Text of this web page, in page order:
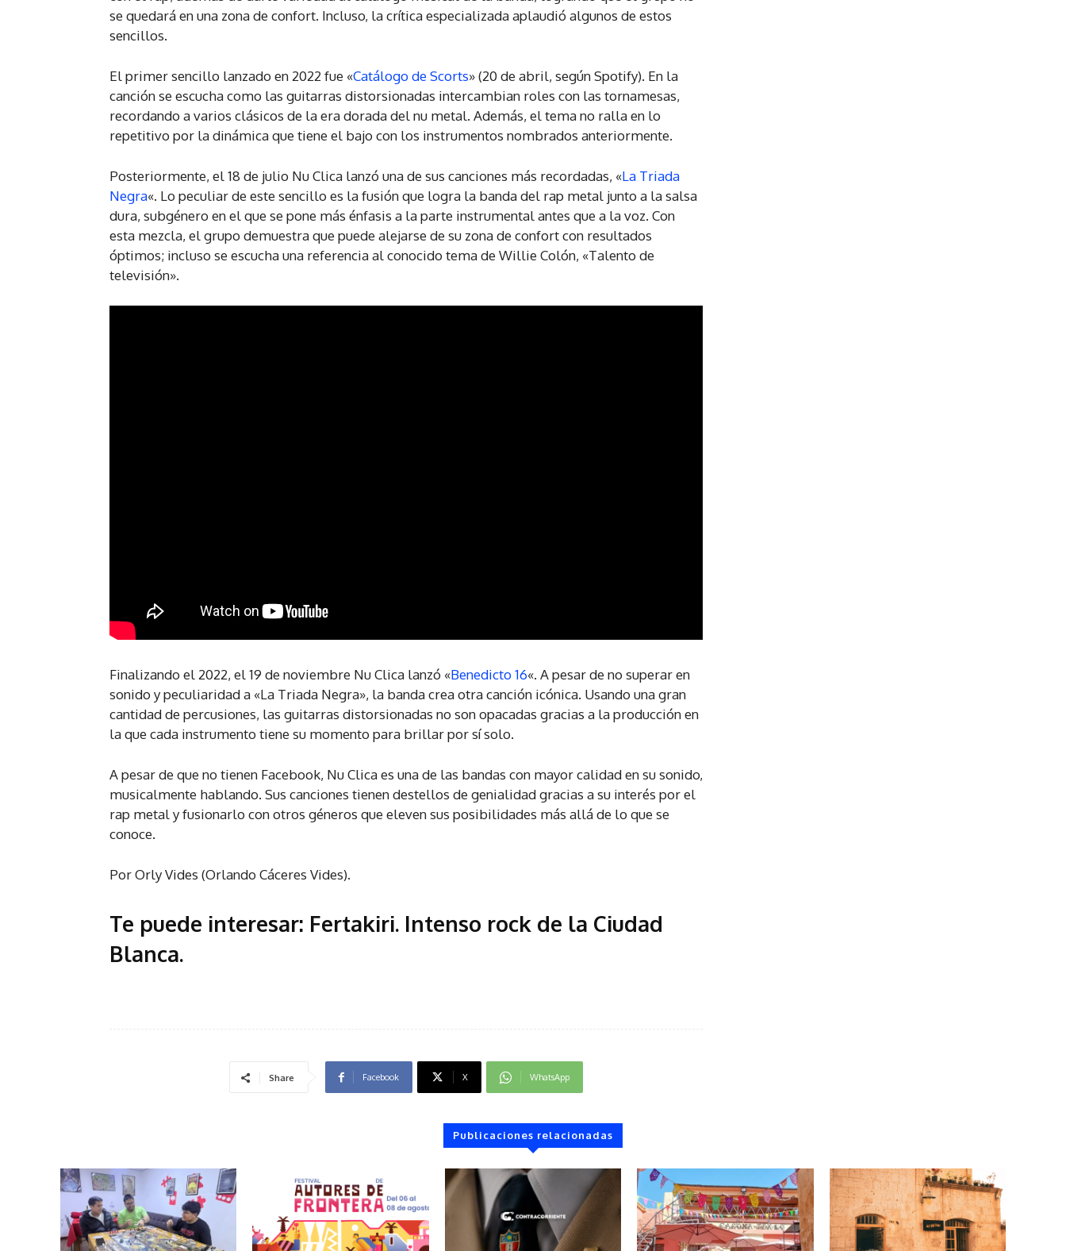
se quedará en una zona de confort. Incluso, la crítica especializada aplaudió algunos de estos
sencillos.
El primer sencillo lanzado en 2022 fue «Catálogo de Scorts» (20 de abril, según Spotify). En la
canción se escucha como las guitarras distorsionadas intercambian roles con las tornamesas,
recordando a varios clásicos de la era dorada del nu metal. Además, el tema no ralla en lo
repetitivo por la dinámica que tiene el bajo con los instrumentos nombrados anteriormente.
Posteriormente, el 18 de julio Nu Clica lanzó una de sus canciones más recordadas, «La Triada
Negra«. Lo peculiar de este sencillo es la fusión que logra la banda del rap metal junto a la salsa
dura, subgénero en el que se pone más énfasis a la parte instrumental antes que a la voz. Con
esta mezcla, el grupo demuestra que puede alejarse de su zona de confort con resultados
óptimos; incluso se escucha una referencia al conocido tema de Willie Colón, «Talento de
televisión».
Finalizando el 2022, el 19 de noviembre Nu Clica lanzó «Benedicto 16«. A pesar de no superar en
sonido y peculiaridad a «La Triada Negra», la banda crea otra canción icónica. Usando una gran
cantidad de percusiones, las guitarras distorsionadas no son opacadas gracias a la producción en
la que cada instrumento tiene su momento para brillar por sí solo.
A pesar de que no tienen Facebook, Nu Clica es una de las bandas con mayor calidad en su sonido,
musicalmente hablando. Sus canciones tienen destellos de genialidad gracias a su interés por el
rap metal y fusionarlo con otros géneros que eleven sus posibilidades más allá de lo que se
conoce.
Por Orly Vides (Orlando Cáceres Vides).
Te puede interesar: Fertakiri. Intenso rock de la Ciudad
Blanca.
Share Facebook X WhatsApp
Publicaciones relacionadas